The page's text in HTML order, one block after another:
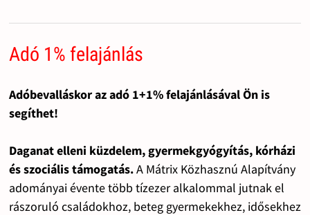
Adó 1% felajánlás
Adóbevalláskor az adó 1+1% felajánlásával Ön is
segíthet!
Daganat elleni küzdelem, gyermekgyógyítás, kórházi
és szociális támogatás.A Mátrix Közhasznú Alapítvány
adományai évente több tízezer alkalommal jutnak el
rászoruló családokhoz, beteg gyermekekhez, idősekhez